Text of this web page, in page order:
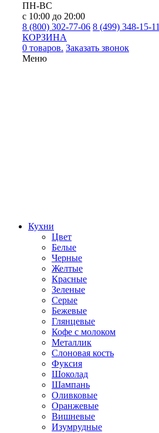
ПН-ВС
с 10:00 до 20:00
8 (800) 302-77-06 8 (499) 348-15-11
КОРЗИНА
0 товаров. Заказать звонок
Меню
Кухни
Цвет
Белые
Черные
Желтые
Красные
Зеленые
Серые
Бежевые
Глянцевые
Кофе с молоком
Металлик
Слоновая кость
Фуксия
Шоколад
Шампань
Оливковые
Оранжевые
Вишневые
Изумрудные